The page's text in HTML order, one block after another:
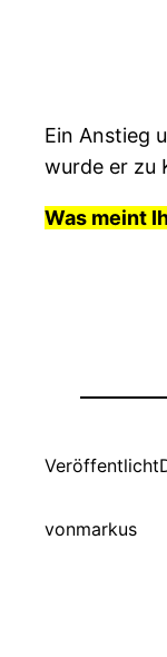
Ein Anstieg
wurde er zu
Was meint
Veröffentlicht
vonmarkus